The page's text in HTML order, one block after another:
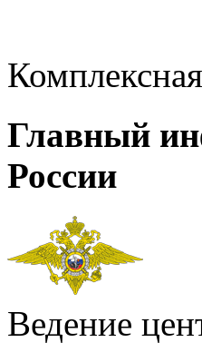
Главный
России
Ведение